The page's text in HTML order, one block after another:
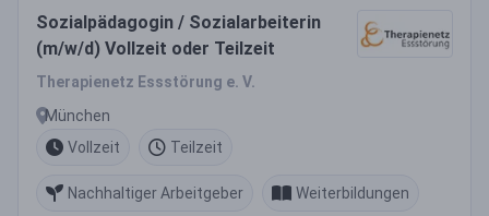
Sozialpädagogin / Sozialarbeiterin
(m/w/d) Vollzeit oder Teilzeit
Therapienetz Essstörung e. V.
München
Vollzeit
Teilzeit
Nachhaltiger Arbeitgeber Weiterbildungen